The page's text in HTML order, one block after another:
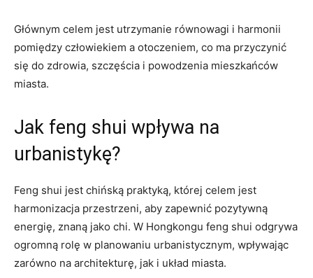
Głównym celem ‍jest​ utrzymanie równowagi i harmonii
pomiędzy człowiekiem a⁤ otoczeniem,‌ co ma przyczynić
się do zdrowia, szczęścia i powodzenia mieszkańców
miasta.
Jak feng shui wpływa⁢ na
urbanistykę?
Feng shui jest chińską praktyką, której celem jest
harmonizacja przestrzeni, aby zapewnić pozytywną
energię, znaną jako chi. W ⁣Hongkongu ‌feng shui ‍odgrywa
​ogromną rolę w planowaniu urbanistycznym, wpływając
zarówno na architekturę, jak i ‍układ miasta.